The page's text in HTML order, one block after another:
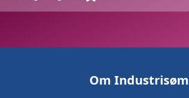
Om Industrisøm